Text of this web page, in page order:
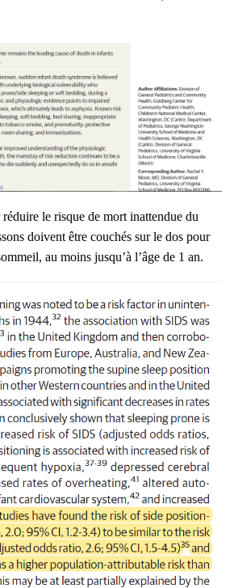
réduire le risque de mort inat­ten­due du
doivent être cou­chés sur le dos pour
au moins jusqu’à l’âge de 1 an.